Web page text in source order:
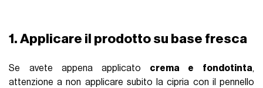
1. Applicare il prodotto su base fresca
Se avete appena applicato crema e fondotinta,
attenzione a non applicare subito la cipria con il pennello